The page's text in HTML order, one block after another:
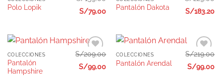
Añadir
a la
lista de
Polo Lopik
S/79.00
Añadir
a la
lista de
Pantalón Dakota
S/183.20
Añadir
a la
lista de
COLECCIONES
Pantalón
Hampshire
S/209.00
S/99.00
Añadir
a la
lista de
COLECCIONES
Pantalón Arendal
S/219.00
S/99.00